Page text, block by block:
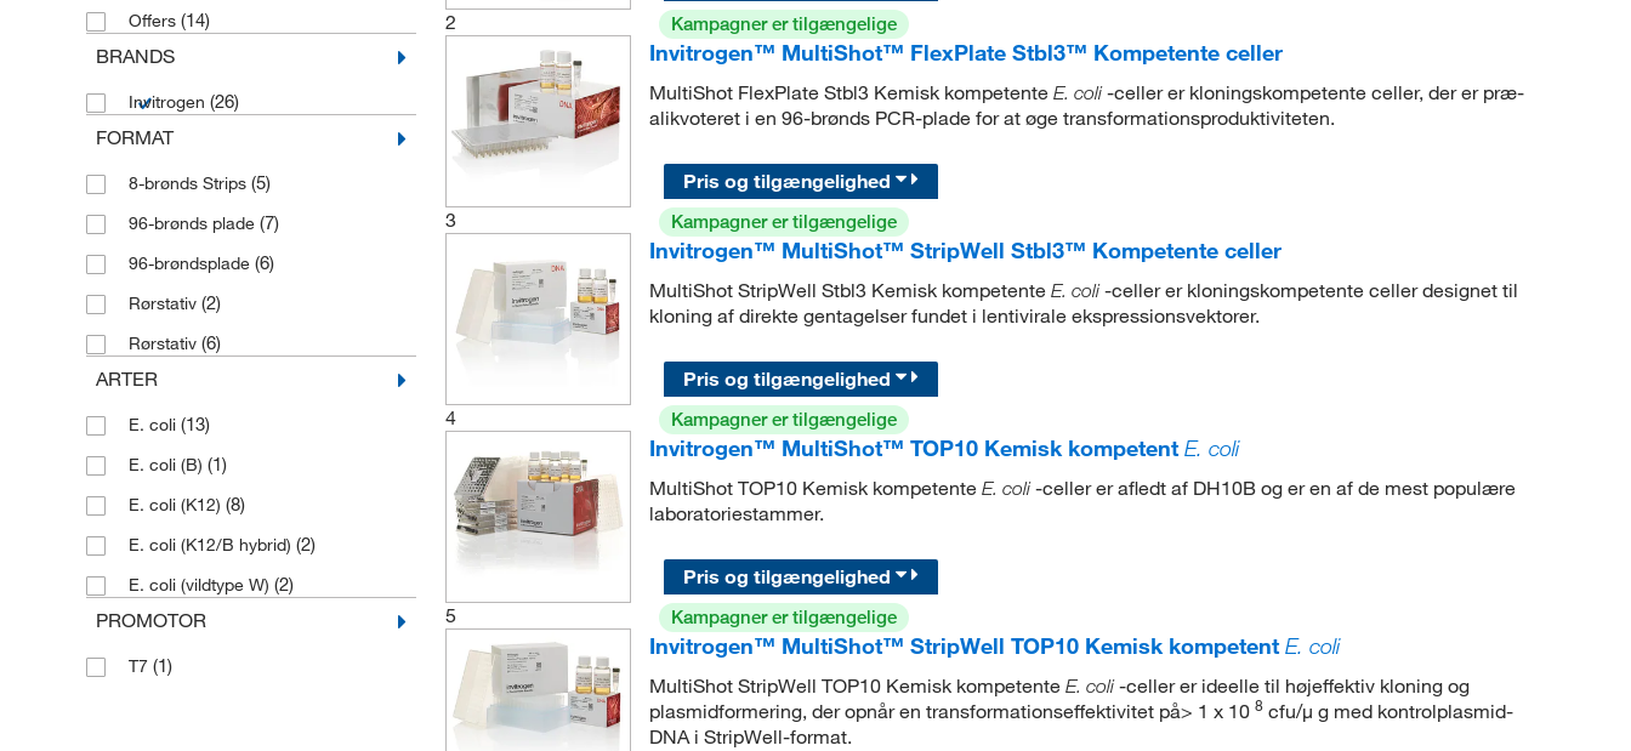
Offers (14)
BRANDS
Invitrogen (26)
FORMAT
8-brønds Strips (5)
96-brønds plade (7)
96-brøndsplade (6)
Rørstativ (2)
Rørstativ (6)
ARTER
E. coli (13)
E. coli (B) (1)
E. coli (K12) (8)
E. coli (K12/B hybrid) (2)
E. coli (vildtype W) (2)
PROMOTOR
T7 (1)
2
Kampagner er tilgængelige
Invitrogen™ MultiShot™ FlexPlate Stbl3™ Kompetente celler
MultiShot FlexPlate Stbl3 Kemisk kompetente E. coli-celler er kloningskompetente celler, der er præ-
alikvoteret i en 96-brønds PCR-plade for at øge transformationsproduktiviteten.
Pris og tilgængelighed
3
Kampagner er tilgængelige
Invitrogen™ MultiShot™ StripWell Stbl3™ Kompetente celler
MultiShot StripWell Stbl3 Kemisk kompetente E. coli-celler er kloningskompetente celler designet til
kloning af direkte gentagelser fundet i lentivirale ekspressionsvektorer.
Pris og tilgængelighed
4
Kampagner er tilgængelige
Invitrogen™ MultiShot™ TOP10 Kemisk kompetent E. coli
MultiShot TOP10 Kemisk kompetente E. coli-celler er afledt af DH10B og er en af de mest populære
laboratoriestammer.
Pris og tilgængelighed
5
Kampagner er tilgængelige
Invitrogen™ MultiShot™ StripWell TOP10 Kemisk kompetent E. coli
MultiShot StripWell TOP10 Kemisk kompetente E. coli-celler er ideelle til højeffektiv kloning og
plasmidformering, der opnår en transformationseffektivitet på> 1 x 10 8cfu/μ g med kontrolplasmid-
DNA i StripWell-format.